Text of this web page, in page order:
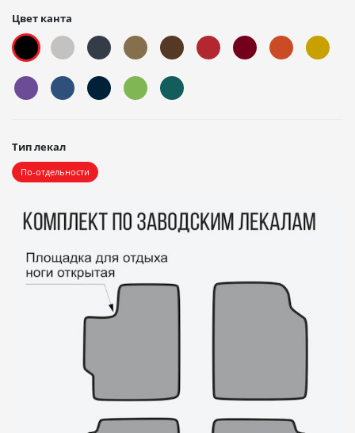
Цвет канта
Тип лекал
По-отдельности